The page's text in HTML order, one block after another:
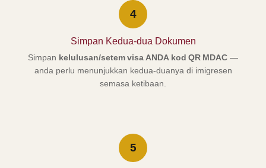
4
Simpan Kedua-dua Dokumen
Simpan kelulusan/setem visa ANDA kod QR MDAC —
anda perlu menunjukkan kedua-duanya di imigresen
semasa ketibaan.
5